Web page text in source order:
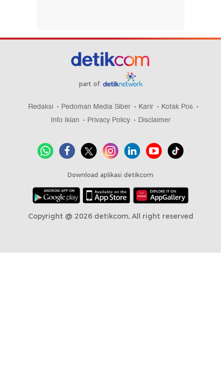
part of
Redaksi Pedoman Media Siber Karir
Kotak Pos
Info Iklan
Privacy Policy Disclaimer
Download aplikasi detikcom
Copyright @ 2026 detikcom, All right reserved